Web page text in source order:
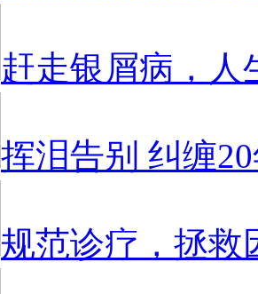
赶走银屑病，人
挥泪告别 纠缠
规范诊疗，拯救